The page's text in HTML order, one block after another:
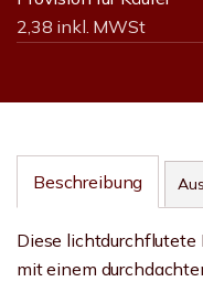
2,38 inkl. MWSt
Beschreibung
Diese
mit einem